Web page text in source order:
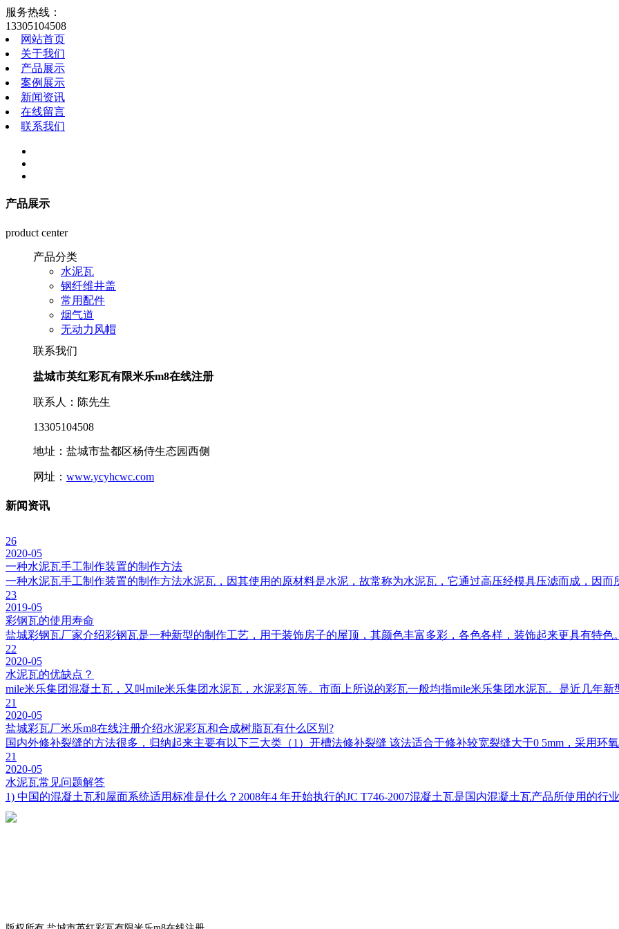
服务热线：
13305104508
网站首页
关于我们
产品展示
案例展示
新闻资讯
在线留言
联系我们
产品展示
product center
产品分类
水泥瓦
钢纤维井盖
常用配件
烟气道
无动力风帽
联系我们
盐城市英红彩瓦有限米乐m8在线注册
联系人：陈先生
13305104508
地址：盐城市盐都区杨侍生态园西侧
网址： www.ycyhcwc.com
新闻资讯
26
2020-05
一种水泥瓦手工制作装置的制作方法
一种水泥瓦手工制作装置的制作方法水泥瓦，因其使用的原材料是水泥，故常称为水泥瓦，它通过高压经模具压滤而成，因而
23
2019-05
彩钢瓦的使用寿命
盐城彩钢瓦厂家介绍彩钢瓦是一种新型的制作工艺，用于装饰房子的屋顶，其颜色丰富多彩，各色各样，装饰起来更具有特色
22
2020-05
水泥瓦的优缺点？
mile米乐集团混凝土瓦，又叫mile米乐集团水泥瓦，水泥彩瓦等。市面上所说的彩瓦一般均指mile米乐集团水泥瓦。是近几年
21
2020-05
盐城彩瓦厂米乐m8在线注册介绍水泥彩瓦和合成树脂瓦有什么区别?
国内外修补裂缝的方法很多，归纳起来主要有以下三大类（1）开槽法修补裂缝 该法适合于修补较宽裂缝大于0 5mm，采用环
21
2020-05
水泥瓦常见问题解答
1) 中国的混凝土瓦和屋面系统适用标准是什么？2008年4 年开始执行的JC T746-2007混凝土瓦是国内混凝土瓦产品所使用的行